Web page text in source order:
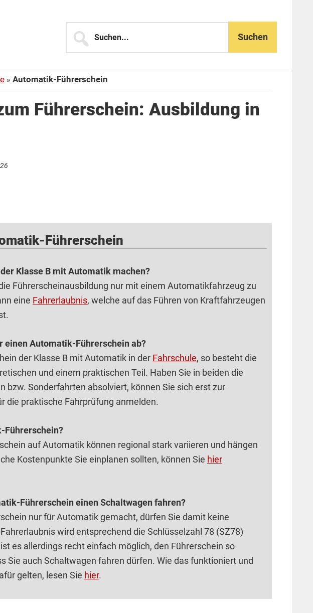
Automatik-Führerschein
Führerschein: Ausbildung in
Führerschein
Klasse B mit Automatik machen?
Führerscheinausbildung nur mit einem Automatikfahrzeug zu
eine Fahrerlaubnis, welche auf das Führen von Kraftfahrzeugen
einen Automatik-Führerschein ab?
der Klasse B mit Automatik in der Fahrschule, so besteht die
und einem praktischen Teil. Haben Sie in beiden die
bzw. Sonderfahrten absolviert, können Sie sich erst zur
die praktische Fahrprüfung anmelden.
Führerschein?
auf Automatik können regional stark variieren und hängen
Kostenpunkte Sie einplanen sollten, können Sie hier
Führerschein einen Schaltwagen fahren?
nur für Automatik gemacht, dürfen Sie damit keine
wird entsprechend die Schlüsselzahl 78 (SZ78)
es allerdings recht einfach möglich, den Führerschein so
Sie auch Schaltwagen fahren dürfen. Wie das funktioniert und
gelten, lesen Sie hier.